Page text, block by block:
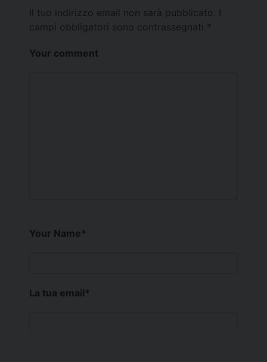
Il tuo indirizzo email non sarà pubblicato.
campi obbligatori sono contrassegnati *
Your comment
Your Name*
La tua email*